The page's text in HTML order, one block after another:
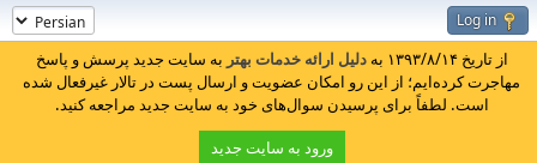
Log in
از تاریخ ۱۳۹۳/۸/۱۴ به دلیل ارائه خدمات بهتر به سایت جدید پرسش و پاسخ
مهاجرت کرده‌ایم؛ از این رو امکان عضویت و ارسال پست در تالار غیرفعال شده
است. لطفاً برای پرسیدن سوال‌های خود به سایت جدید مراجعه کنید.
ورود به سایت جدید